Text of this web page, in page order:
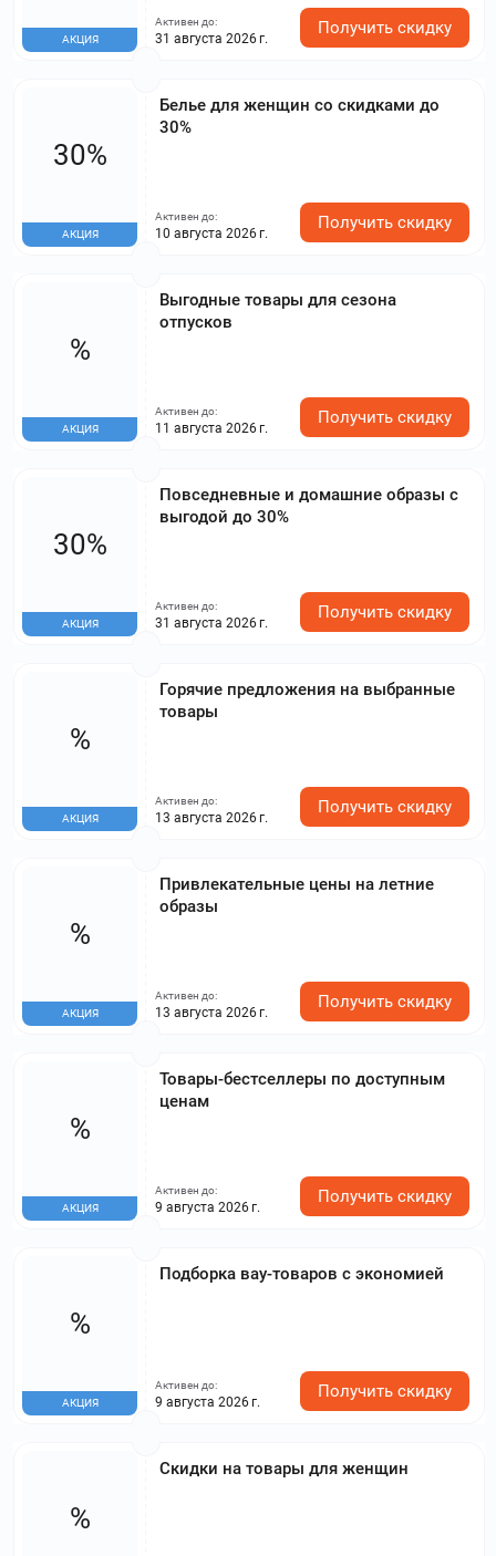
АКЦИЯ
Активен до:
31 августа 2026 г.
Получить скидку
Белье для женщин со скидками до
30%
30%
АКЦИЯ
Активен до:
10 августа 2026 г.
Получить скидку
Выгодные товары для сезона
отпусков
%
АКЦИЯ
Активен до:
11 августа 2026 г.
Получить скидку
Повседневные и домашние образы с
выгодой до 30%
30%
АКЦИЯ
Активен до:
31 августа 2026 г.
Получить скидку
Горячие предложения на выбранные
товары
%
АКЦИЯ
Активен до:
13 августа 2026 г.
Получить скидку
Привлекательные цены на летние
образы
%
АКЦИЯ
Активен до:
13 августа 2026 г.
Получить скидку
Товары-бестселлеры по доступным
ценам
%
АКЦИЯ
Активен до:
9 августа 2026 г.
Получить скидку
Подборка вау-товаров с экономией
%
АКЦИЯ
Активен до:
9 августа 2026 г.
Получить скидку
Скидки на товары для женщин
%